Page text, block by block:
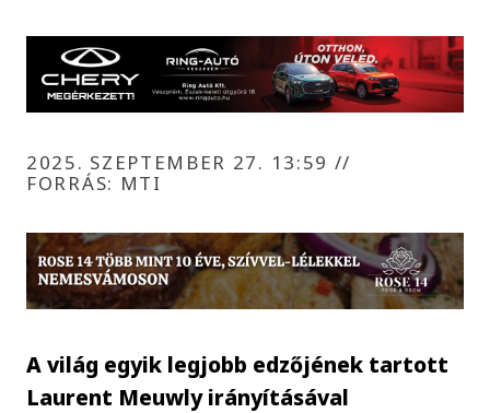
2025. SZEPTEMBER 27. 13:59 //
FORRÁS: MTI
A világ egyik legjobb edzőjének tartott
Laurent Meuwly irányításával